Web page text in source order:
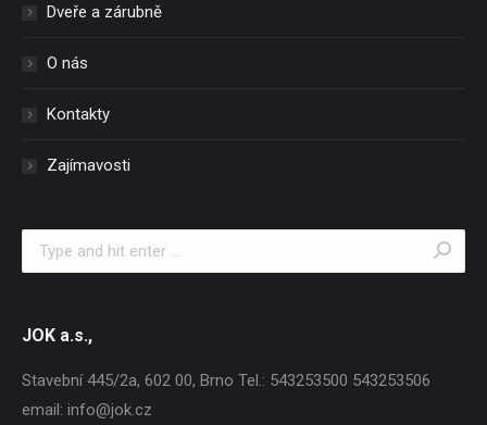
Dveře a zárubně
O nás
Kontakty
Zajímavosti
Search:
JOK a.s.,
Stavební 445/2a, 602 00, Brno Tel.: 543253500 543253506
email: info@jok.cz